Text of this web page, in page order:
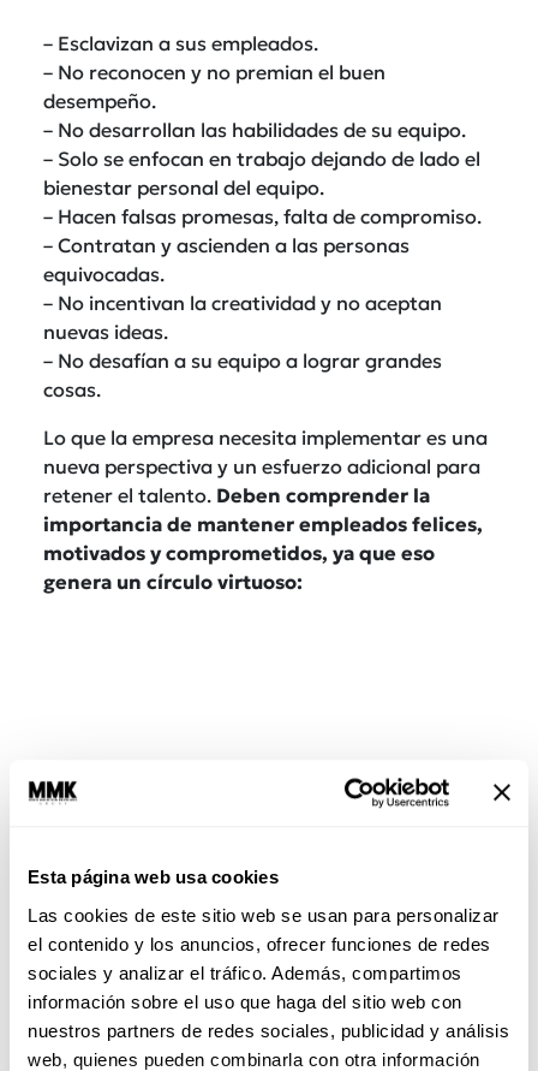
Esta página web usa cookies
Las cookies de este sitio web se usan para personalizar
el contenido y los anuncios, ofrecer funciones de redes
sociales y analizar el tráfico. Además, compartimos
información sobre el uso que haga del sitio web con
nuestros partners de redes sociales, publicidad y análisis
web, quienes pueden combinarla con otra información
– Esclavizan a sus empleados.
– No reconocen y no premian el buen
desempeño.
– No desarrollan las habilidades de su equipo.
– Solo se enfocan en trabajo dejando de lado el
bienestar personal del equipo.
– Hacen falsas promesas, falta de compromiso.
– Contratan y ascienden a las personas
equivocadas.
– No incentivan la creatividad y no aceptan
nuevas ideas.
– No desafían a su equipo a lograr grandes
cosas.
Lo que la empresa necesita implementar es una
nueva perspectiva y un esfuerzo adicional para
retener el talento. Deben comprender la
importancia de mantener empleados felices,
motivados y comprometidos, ya que eso
genera un círculo virtuoso:
Más Satisfacción → Más Producción → Más
Compromiso →
Más Calidad de Vida en el Trabajo
Una investigación de la Universidad de
California encontró que los empleados